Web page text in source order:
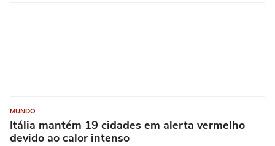
MUNDO
Itália mantém 19 cidades em alerta vermelho
devido ao calor intenso